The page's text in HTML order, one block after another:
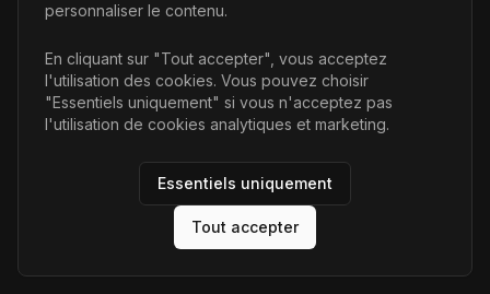
Liens
Accueil
Articles
AI Futur. Tous droits réservés.
personnaliser le contenu.
En cliquant sur "Tout accepter", vous acceptez
l'utilisation des cookies. Vous pouvez choisir
"Essentiels uniquement" si vous n'acceptez pas
l'utilisation de cookies analytiques et marketing.
Essentiels uniquement
Tout accepter